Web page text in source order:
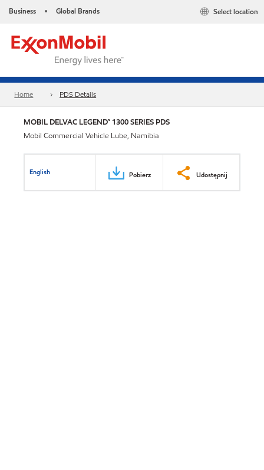
Business • Global Brands Select location
Home PDS Details
MOBIL DELVAC LEGEND™ 1300 SERIES PDS
Mobil Commercial Vehicle Lube, Namibia
English Pobierz Udostępnij